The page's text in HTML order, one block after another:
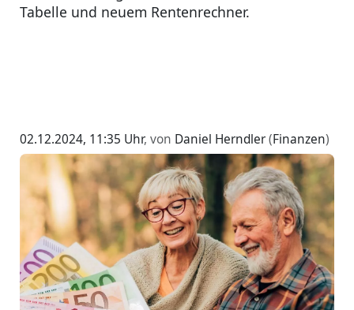
Tabelle und neuem Rentenrechner.
02.12.2024, 11:35 Uhr, von Daniel Herndler(Finanzen)